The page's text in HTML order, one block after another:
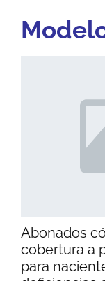
Abonados
cobertura a
para